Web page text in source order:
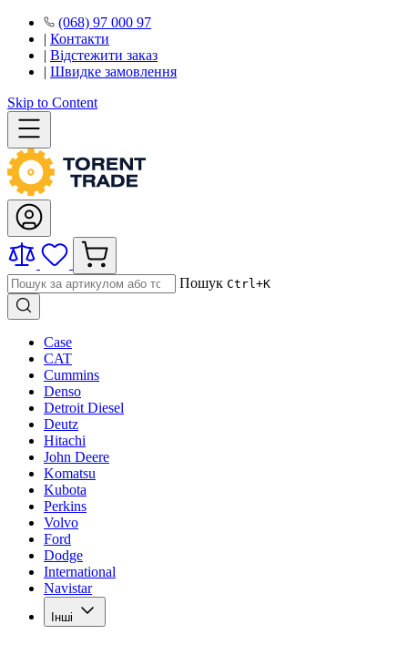
(068) 97 000 97
| Контакти
| Відстежити заказ
| Швидке замовлення
Skip to Content
Пошук Ctrl+K
Case
CAT
Cummins
Denso
Detroit Diesel
Deutz
Hitachi
John Deere
Komatsu
Kubota
Perkins
Volvo
Ford
Dodge
International
Navistar
Інші